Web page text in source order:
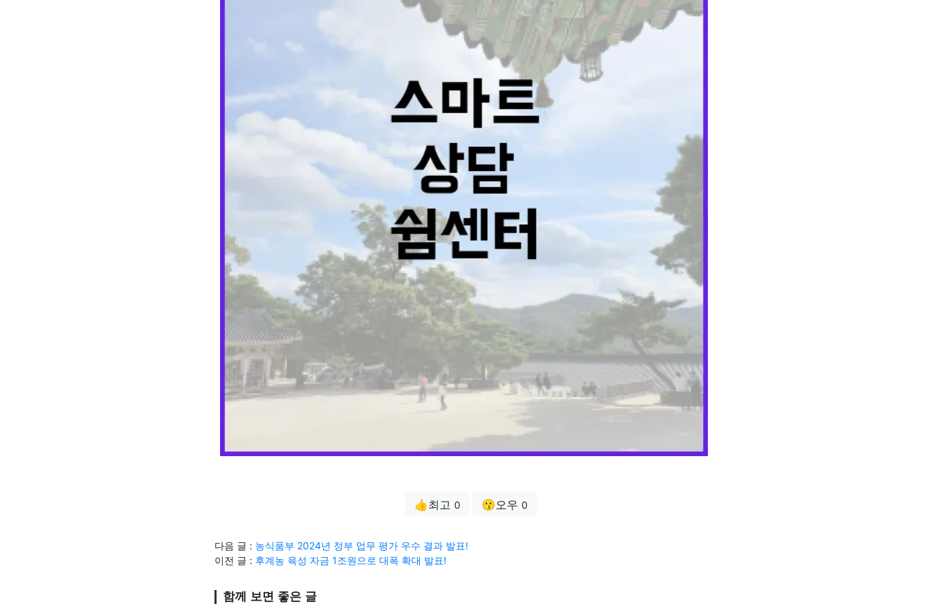
👍최고 0 😗오우 0
다음 글 : 농식품부 2024년 정부 업무 평가 우수 결과 발표!
이전 글 : 후계농 육성 자금 1조원으로 대폭 확대 발표!
함께 보면 좋은 글